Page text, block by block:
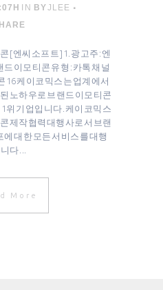
IN BYJLEE
[ 엔씨소프트 ] 1. 광고주 : 엔
이모티콘 유형 : 카톡 채널
16 케이코믹스는 업계에서
노하우로 브랜드이모티콘
1위 기업입니다. 케이코믹스
제작협력대행사로서 브랜
대한 모든 서비스를 대행
다 ...
More